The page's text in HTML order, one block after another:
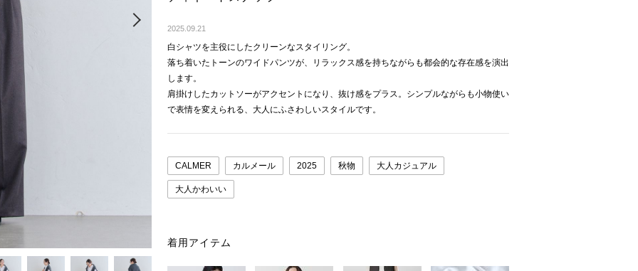
2025.09.21
白シャツを主役にしたクリーンなスタイリング。
落ち着いたトーンのワイドパンツが、リラックス感を持ちながらも都会的な存在感を演出
します。
肩掛けしたカットソーがアクセントになり、抜け感をプラス。シンプルながらも小物使い
で表情を変えられる、大人にふさわしいスタイルです。
CALMER カルメール 2025 秋物 大人カジュアル
大人かわいい
着用アイテム